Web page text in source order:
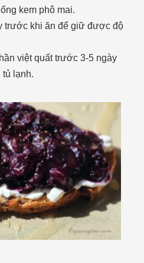
kem phô mai.
trước khi ăn để giữ được độ
việt quất trước 3-5 ngày
tủ lạnh.